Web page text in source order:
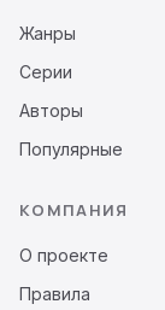
Жанры
Серии
Авторы
Популярные
КОМПАНИЯ
О проекте
Правила